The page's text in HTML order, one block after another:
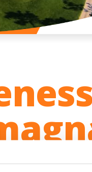
il prossimo